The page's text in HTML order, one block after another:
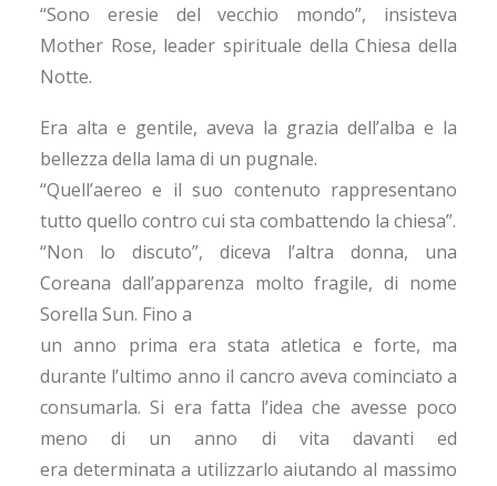
“Sono eresie del vecchio mondo”, insisteva
Mother Rose, leader spirituale della Chiesa della
Notte.
Era alta e gentile, aveva la grazia dell’alba e la
bellezza della lama di un pugnale.
“Quell’aereo e il suo contenuto rappresentano
tutto quello contro cui sta combattendo la chiesa”.
“Non lo discuto”, diceva l’altra donna, una
Coreana dall’apparenza molto fragile, di nome
Sorella Sun. Fino a
un anno prima era stata atletica e forte, ma
durante l’ultimo anno il cancro aveva cominciato a
consumarla. Si era fatta l’idea che avesse poco
meno di un anno di vita davanti ed
era determinata a utilizzarlo aiutando al massimo